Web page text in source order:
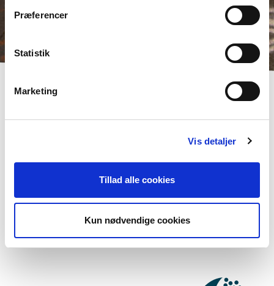
Præferencer
Statistik
Marketing
Vis detaljer
Tillad alle cookies
Kun nødvendige cookies
Følg os på Instagram